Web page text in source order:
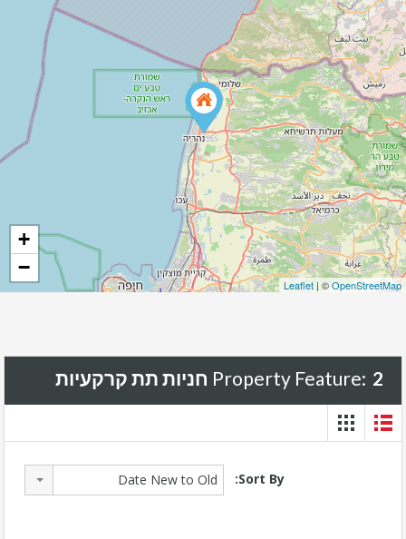
+
−
Leaflet | ©OpenStreetMap
Property Feature: 2 חניות תת קרקעיות
Sort By:
Date New to Old